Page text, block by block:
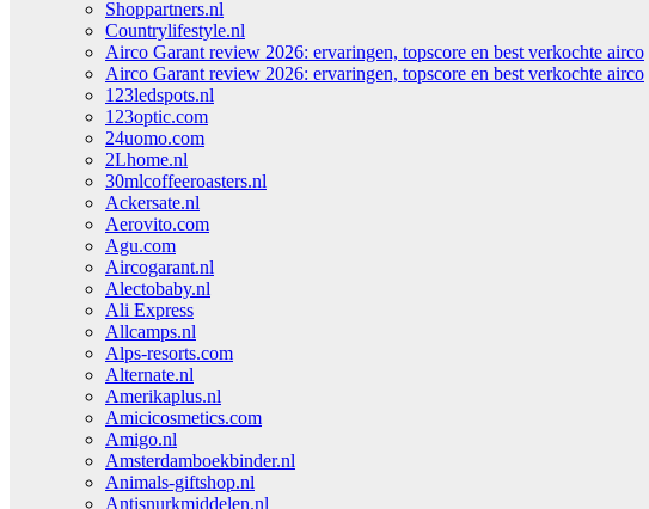
Shoppartners.nl
Countrylifestyle.nl
Airco Garant review 2026: ervaringen, topscore en best verkochte airco
Airco Garant review 2026: ervaringen, topscore en best verkochte airco
123ledspots.nl
123optic.com
24uomo.com
2Lhome.nl
30mlcoffeeroasters.nl
Ackersate.nl
Aerovito.com
Agu.com
Aircogarant.nl
Alectobaby.nl
Ali Express
Allcamps.nl
Alps-resorts.com
Alternate.nl
Amerikaplus.nl
Amicicosmetics.com
Amigo.nl
Amsterdamboekbinder.nl
Animals-giftshop.nl
Antisnurkmiddelen.nl